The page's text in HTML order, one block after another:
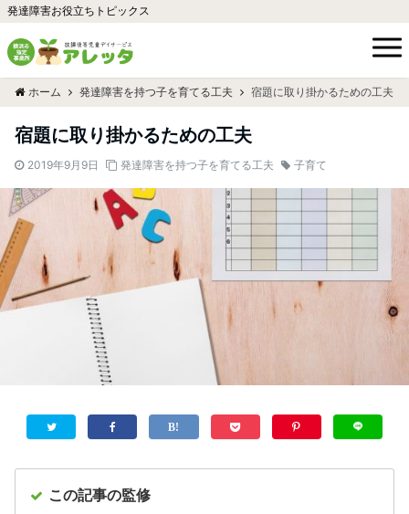
発達障害お役立ちトピックス
ホーム 発達障害を持つ子を育てる工夫 宿題に取り掛かるための工夫
宿題に取り掛かるための工夫
2019年9月9日 発達障害を持つ子を育てる工夫 子育て
この記事の監修